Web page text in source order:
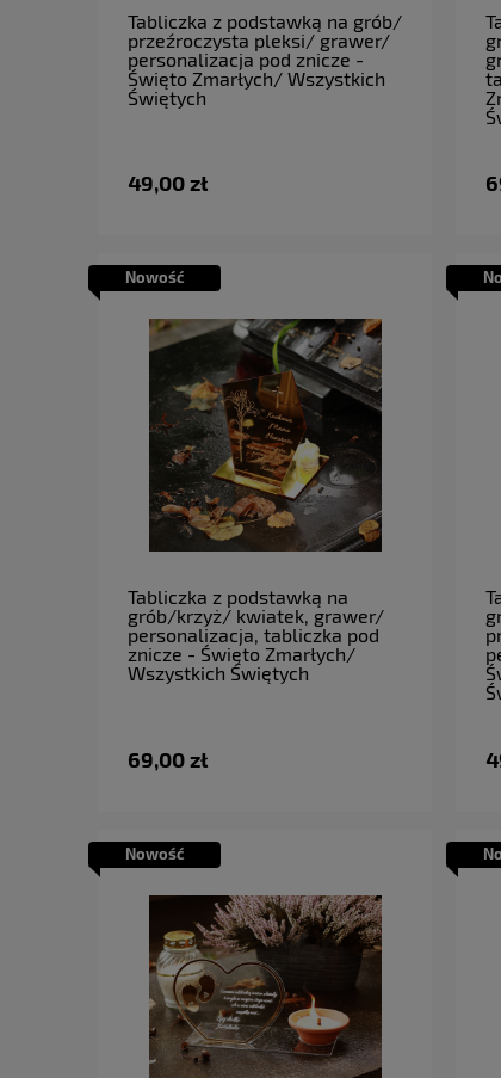
Tabliczka z podstawką na grób/
przeźroczysta pleksi/ grawer/
personalizacja pod znicze -
Święto Zmarłych/ Wszystkich
Świętych
49,00 zł
Tabliczka z podstawką na
grób/krzyż/ kwiatek, grawer/
personalizacja, tabliczka pod
znicze - Święto Zmarłych/
Wszystkich Świętych
69,00 zł
Nowość
Nowość